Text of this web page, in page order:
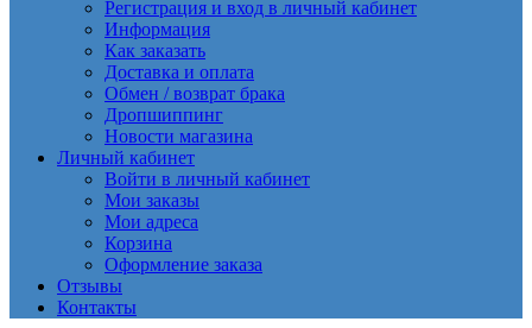
Регистрация и вход в личный кабинет
Информация
Как заказать
Доставка и оплата
Обмен / возврат брака
Дропшиппинг
Новости магазина
Личный кабинет
Войти в личный кабинет
Мои заказы
Мои адреса
Корзина
Оформление заказа
Отзывы
Контакты